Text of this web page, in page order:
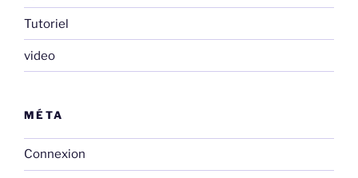
Tutoriel
video
MÉTA
Connexion